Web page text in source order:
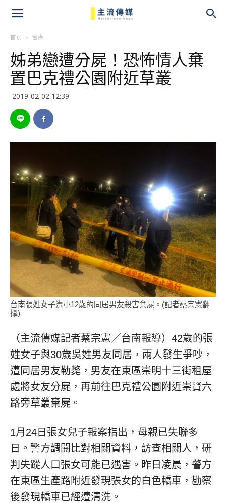
首頁 台南
姊弟戀遭分屍！恐怖情人棄
置巴克禮公園附近草叢
2019-02-02 12:39
台南張姓女子遭小12歲的同居男友殺害棄屍。(記者蔡宗憲翻
攝)
（主流傳媒記者蔡宗憲／台南報導）42歲的張
姓女子與30歲吳姓男友同居，兩人發生爭吵，
遭同居男友勒斃，男友在東區崇明十三街租屋
處將女友分屍，再前往巴克禮公園附近崇賢六
路旁草叢棄屍。
1月24日張女兒子報案指出，母親已失聯多
日。警方調閱比對相關資料，訪查相關人，研
判失蹤人口張女可能已遇害。昨日凌晨，警方
在東區生產路附近發現張女的白色轎車，勘察
後發現轎車已經遭清洗。